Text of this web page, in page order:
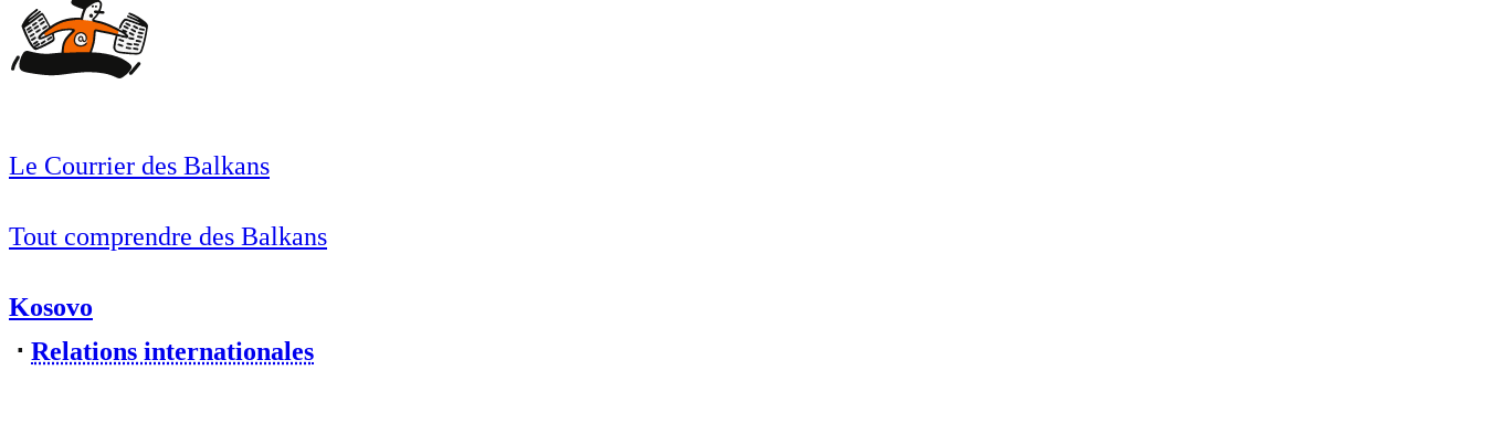
Le Courrier des Balkans
Tout comprendre des Balkans
Kosovo
⋅ Relations internationales